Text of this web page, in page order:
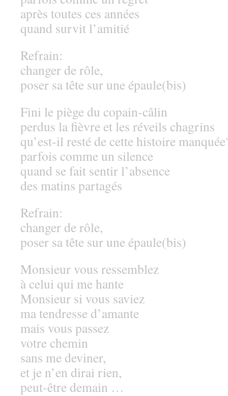
après toutes ces années
quand survit l’amitié
Refrain:
changer de rôle,
poser sa tête sur une épaule(bis)
Fini le piège du copain-câlin
perdus la fièvre et les réveils chagrins
qu’est-il resté de cette histoire
parfois comme un silence
quand se fait sentir l’absence
des matins partagés
Refrain:
changer de rôle,
poser sa tête sur une épaule(bis)
Monsieur vous ressemblez
à celui qui me hante
Monsieur si vous saviez
ma tendresse d’amante
mais vous passez
votre chemin
sans me deviner,
et je n’en dirai rien,
peut-être demain …